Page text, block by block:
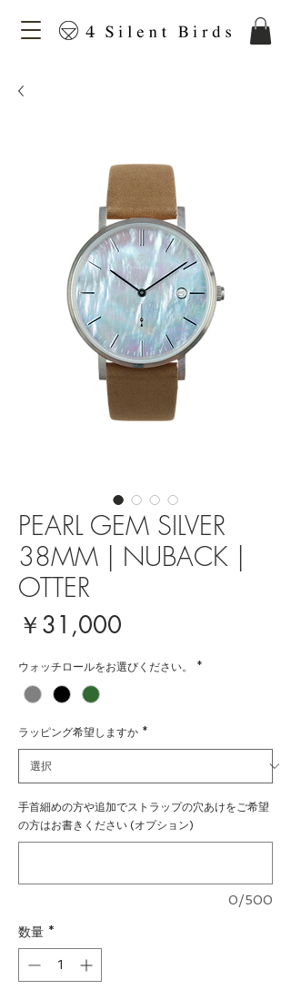
PEARL GEM SILVER
38MM | NUBACK |
OTTER
￥31,000
格
ウォッチロールをお選びください。 *
ラッピング希望しますか *
手首細めの方や追加でストラップの穴あけをご希望
の方はお書きください (オプション)
0/500
数量 *